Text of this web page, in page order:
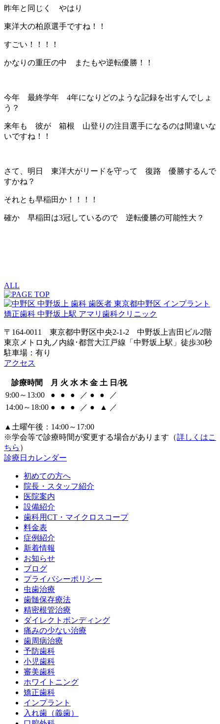
昨年と同じく やはり
東洋大の柏原選手ですね！！
すごい！！！！
かなりの重圧の中 またもや逆転優勝！！
今年 最終学年 4年になりどのような記録を出すんでしょ
う？
来年も 彼が 箱根 山登りの注目選手になるのは間違いな
いですね！！
さて、明日 東洋大がリードを守って 復路 優勝するんで
すかね？
それとも早稲田か！！！！
確か 早稲田は3冠しているので 逆転優勝の可能性大？
ALL
〒164-0011 東京都中野区中央2-1-2 中野坂上吉田ビル2階
東京メトロ丸ノ内線･都営大江戸線「中野坂上駅」徒歩30秒
駐車場：有り
アクセス
診療時間 月 火 水 木 金 土 日/祝
9:00～13:00
● ● ● ／ ● ●
／
14:00～18:00 ● ● ● ／ ● ▲ ／
▲土曜午後：14:00～17:00
※学会等で診療時間が変更する場合があります（詳しくはこ
ちら ）
診療日カレンダー
初めての方へ
院長・スタッフ紹介
医院案内
設備紹介
歯科用CT・マイクロスコープ
料金表
症例紹介
新着情報
お知らせ
ブログ
プライバシーポリシー
虫歯治療
歯髄保存療法
精密根管治療
ダイレクトボンディング
痛みの少ない治療
歯周病治療
予防歯科
小児歯科
審美歯科
ホワイトニング
矯正歯科
インプラント
入れ歯（義歯）